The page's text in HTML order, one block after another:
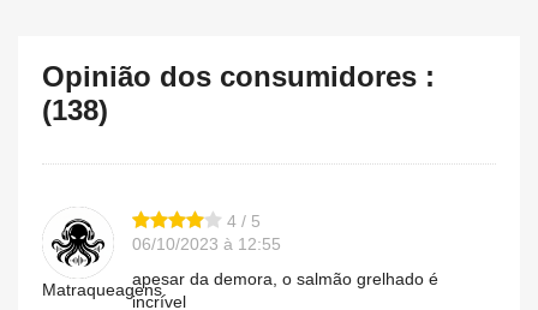
Opinião dos consumidores :
(138)
Matraqueagens.
4 / 5
06/10/2023 à 12:55
apesar da demora, o salmão grelhado é
incrível